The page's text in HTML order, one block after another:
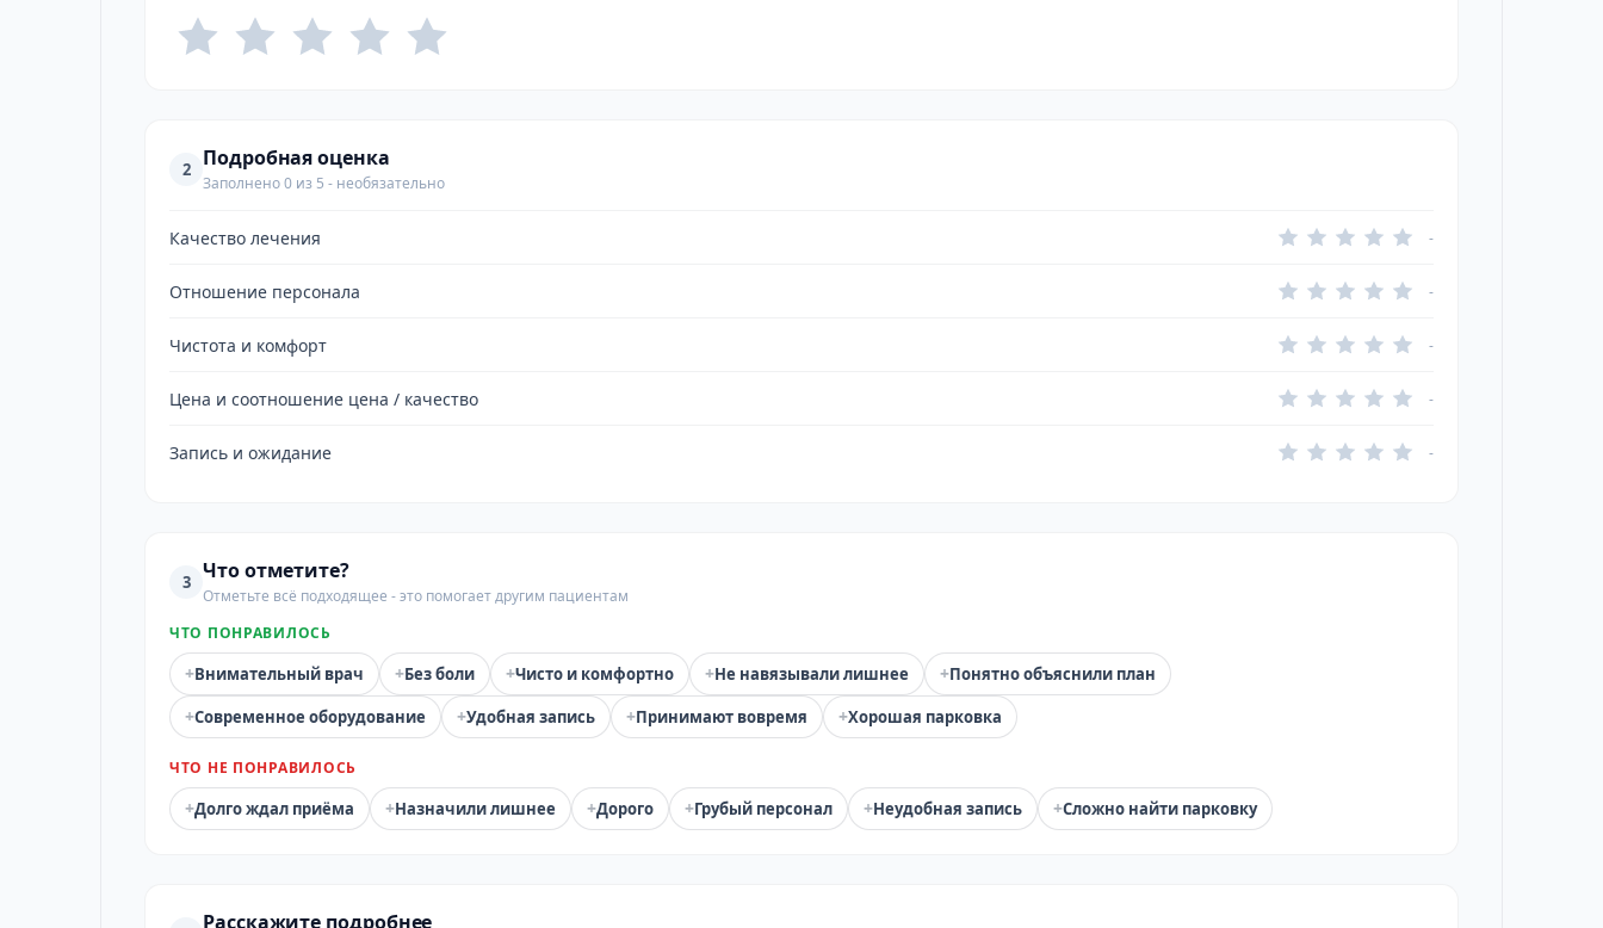
2 Подробная оценка
Заполнено 0 из 5 - необязательно
Качество лечения -
Отношение персонала -
Чистота и комфорт -
Цена и соотношение цена / качество -
Запись и ожидание -
3 Что отметите?
Отметьте всё подходящее - это помогает другим пациентам
ЧТО ПОНРАВИЛОСЬ
+Внимательный врач +Без боли +Чисто и комфортно +Не навязывали лишнее +Понятно объяснили план
+Современное оборудование +Удобная запись +Принимают вовремя +Хорошая парковка
ЧТО НЕ ПОНРАВИЛОСЬ
+Долго ждал приёма +Назначили лишнее +Дорого +Грубый персонал +Неудобная запись +Сложно найти парковку
Расскажите подробнее